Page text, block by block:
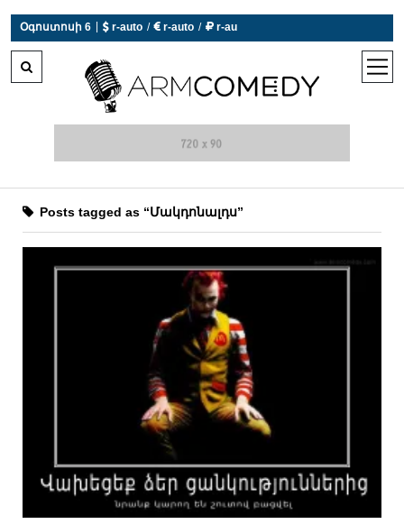
Օգոստոսի 6  r-auto /  r-auto /  r-au
open
Posts tagged as “Մակդոնալդս”